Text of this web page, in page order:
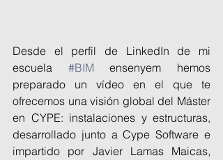
Desde el perfil de LinkedIn de mi
escuela #BIM ensenyem hemos
preparado un vídeo en el que te
ofrecemos una visión global del Máster
en CYPE: instalaciones y estructuras,
desarrollado junto a Cype Software e
impartido por Javier Lamas Maicas,